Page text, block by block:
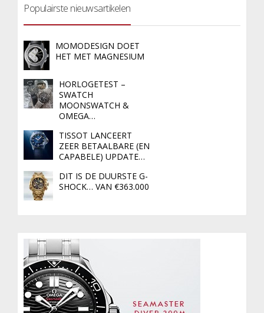
Populairste nieuwsartikelen
MOMODESIGN DOET
HET MET MAGNESIUM
HORLOGETEST –
SWATCH
MOONSWATCH &
OMEGA…
TISSOT LANCEERT
ZEER BETAALBARE (EN
CAPABELE) UPDATE…
DIT IS DE DUURSTE G-
SHOCK… VAN €363.000